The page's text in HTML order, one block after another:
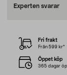
Experten svarar
Fri frakt
Från 599 kr*
Öppet köp
365 dagar